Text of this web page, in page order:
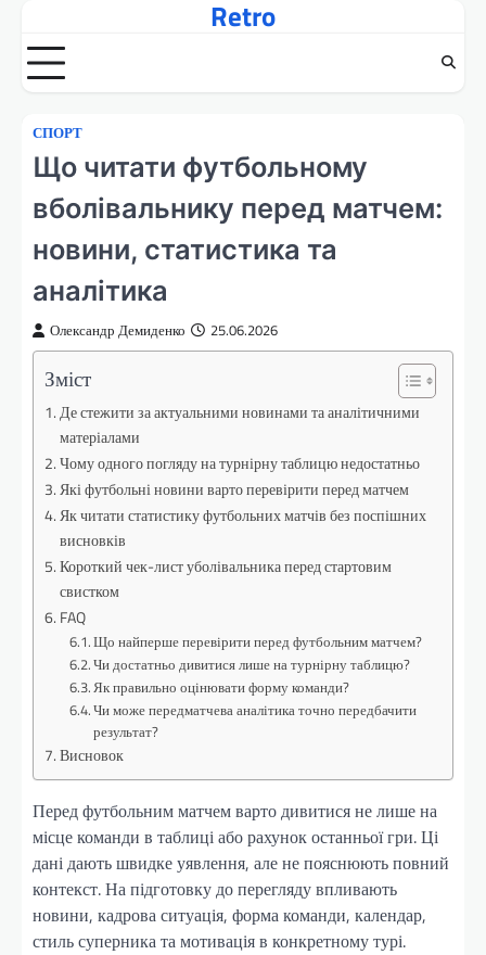
вмісту
Retro
СПОРТ
Що читати футбольному
вболівальнику перед матчем:
новини, статистика та
аналітика
Олександр Демиденко 25.06.2026
Зміст
Де стежити за актуальними новинами та аналітичними
матеріалами
Чому одного погляду на турнірну таблицю недостатньо
Які футбольні новини варто перевірити перед матчем
Як читати статистику футбольних матчів без поспішних
висновків
Короткий чек-лист уболівальника перед стартовим
свистком
FAQ
Що найперше перевірити перед футбольним матчем?
Чи достатньо дивитися лише на турнірну таблицю?
Як правильно оцінювати форму команди?
Чи може передматчева аналітика точно передбачити
результат?
Висновок
Перед футбольним матчем варто дивитися не лише на
місце команди в таблиці або рахунок останньої гри. Ці
дані дають швидке уявлення, але не пояснюють повний
контекст. На підготовку до перегляду впливають
новини, кадрова ситуація, форма команди, календар,
стиль суперника та мотивація в конкретному турі.